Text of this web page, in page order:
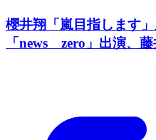
櫻井翔「嵐目指します
「news zero」出演、